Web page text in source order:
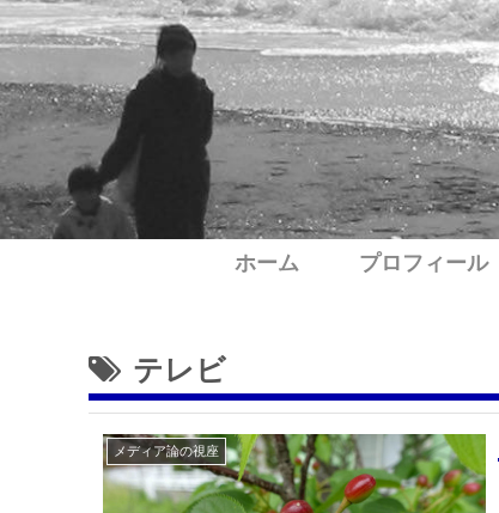
ホーム プロフィール
テレビ
メディア論の視座